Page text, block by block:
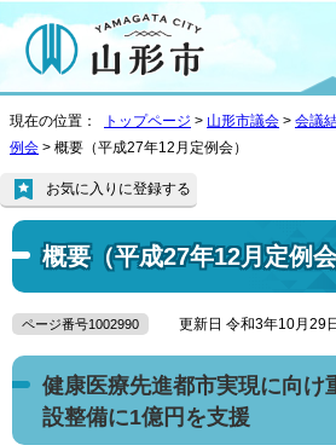
現在の位置： トップページ > 山形市議会 > 会議
例会 > 概要（平成27年12月定例会）
概要（平成27年12月定例会
お気に入りに登録する
ページ番号1002990 更新日 令和3年10月29
健康医療先進都市実現に向け
設整備に1億円を支援